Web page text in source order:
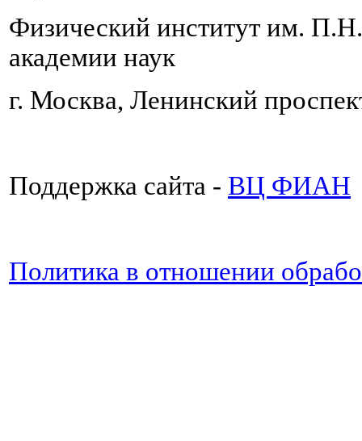
Физический институт им.
академии наук
г. Москва, Ленинский
Поддержка сайта - ВЦ ФИАН
Политика в отношении